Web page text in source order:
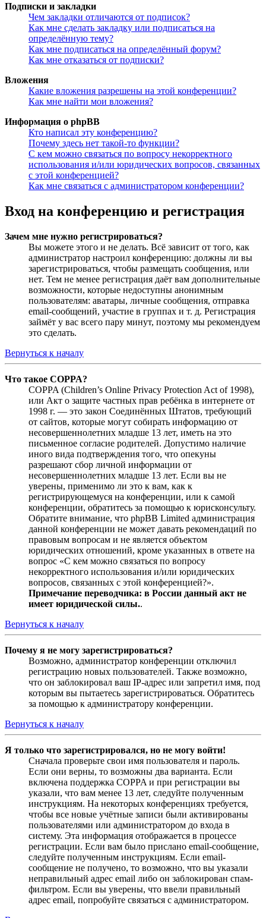
Подписки и закладки
Чем закладки отличаются от подписок?
Как мне сделать закладку или подписаться на
определённую тему?
Как мне подписаться на определённый форум?
Как мне отказаться от подписки?
Вложения
Какие вложения разрешены на этой конференции?
Как мне найти мои вложения?
Информация о phpBB
Кто написал эту конференцию?
Почему здесь нет такой-то функции?
С кем можно связаться по вопросу некорректного
использования и/или юридических вопросов, связанных
с этой конференцией?
Как мне связаться с администратором конференции?
Вход на конференцию и регистрация
Зачем мне нужно регистрироваться?
Вы можете этого и не делать. Всё зависит от того, как
администратор настроил конференцию: должны ли вы
зарегистрироваться, чтобы размещать сообщения, или
нет. Тем не менее регистрация даёт вам дополнительные
возможности, которые недоступны анонимным
пользователям: аватары, личные сообщения, отправка
email-сообщений, участие в группах и т. д. Регистрация
займёт у вас всего пару минут, поэтому мы рекомендуем
это сделать.
Вернуться к началу
Что такое COPPA?
COPPA (Children’s Online Privacy Protection Act of 1998),
или Акт о защите частных прав ребёнка в интернете от
1998 г. — это закон Соединённых Штатов, требующий
от сайтов, которые могут собирать информацию от
несовершеннолетних младше 13 лет, иметь на это
письменное согласие родителей. Допустимо наличие
иного вида подтверждения того, что опекуны
разрешают сбор личной информации от
несовершеннолетних младше 13 лет. Если вы не
уверены, применимо ли это к вам, как к
регистрирующемуся на конференции, или к самой
конференции, обратитесь за помощью к юрисконсульту.
Обратите внимание, что phpBB Limited администрация
данной конференции не может давать рекомендаций по
правовым вопросам и не является объектом
юридических отношений, кроме указанных в ответе на
вопрос «С кем можно связаться по вопросу
некорректного использования и/или юридических
вопросов, связанных с этой конференцией?».
Примечание переводчика: в России данный акт не
имеет юридической силы..
Вернуться к началу
Почему я не могу зарегистрироваться?
Возможно, администратор конференции отключил
регистрацию новых пользователей. Также возможно,
что он заблокировал ваш IP-адрес или запретил имя, под
которым вы пытаетесь зарегистрироваться. Обратитесь
за помощью к администратору конференции.
Вернуться к началу
Я только что зарегистрировался, но не могу войти!
Сначала проверьте свои имя пользователя и пароль.
Если они верны, то возможны два варианта. Если
включена поддержка COPPA и при регистрации вы
указали, что вам менее 13 лет, следуйте полученным
инструкциям. На некоторых конференциях требуется,
чтобы все новые учётные записи были активированы
пользователями или администратором до входа в
систему. Эта информация отображается в процессе
регистрации. Если вам было прислано email-сообщение,
следуйте полученным инструкциям. Если email-
сообщение не получено, то возможно, что вы указали
неправильный адрес email либо он заблокирован спам-
фильтром. Если вы уверены, что ввели правильный
адрес email, попробуйте связаться с администратором.